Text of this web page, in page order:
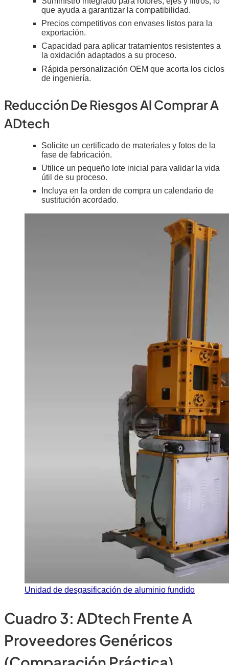
que ayuda a garantizar la compatibilidad.
Precios competitivos con envases listos para la
exportación.
Capacidad para aplicar tratamientos resistentes a
la oxidación adaptados a su proceso.
Rápida personalización OEM que acorta los ciclos
de ingeniería.
Reducción De Riesgos Al Comprar A
ADtech
Solicite un certificado de materiales y fotos de la
fase de fabricación.
Utilice un pequeño lote inicial para validar la vida
útil de su proceso.
Incluya en la orden de compra un calendario de
sustitución acordado.
Unidad de desgasificación de aluminio fundido
Cuadro 3: ADtech Frente A
Proveedores Genéricos